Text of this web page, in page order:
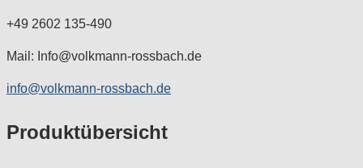
+49 2602 135-490
Mail: Info@volkmann-rossbach.de
info@volkmann-rossbach.de
Produktübersicht